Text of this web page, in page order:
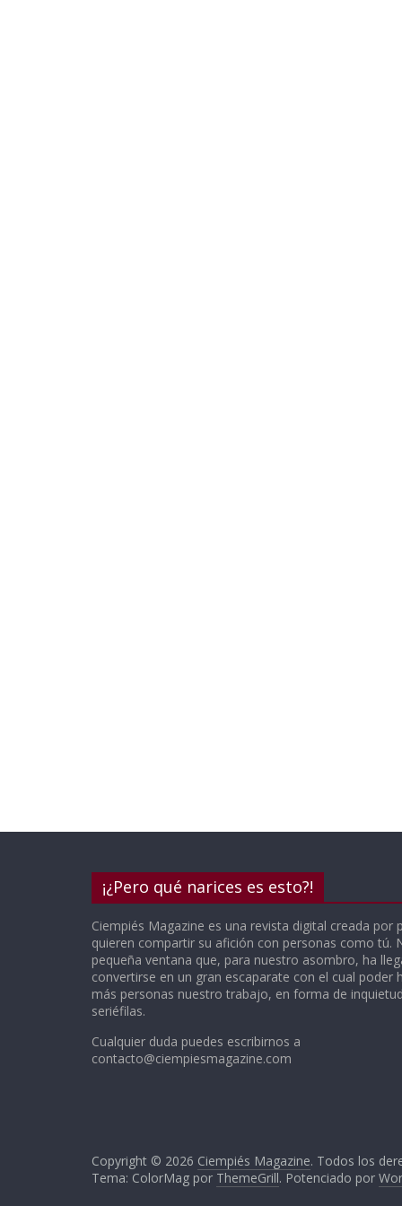
¡¿Pero qué narices es esto?!
Ciempiés Magazine es una revista digital creada por
quieren compartir su afición con personas como tú.
pequeña ventana que, para nuestro asombro, ha
convertirse en un gran escaparate con el cual poder
más personas nuestro trabajo, en forma de
seriéfilas.
Cualquier duda puedes escribirnos a
contacto@ciempiesmagazine.com
Copyright © 2026 Ciempiés Magazine. Todos los
Tema: ColorMag por ThemeGrill. Potenciado por